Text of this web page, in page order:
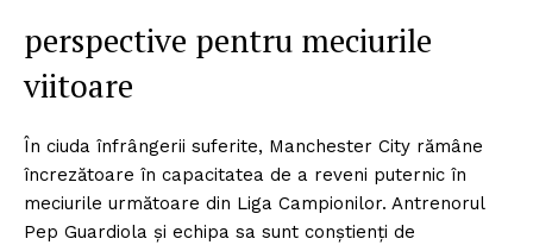
perspective pentru meciurile
viitoare
În ciuda înfrângerii suferite, Manchester City rămâne
încrezătoare în capacitatea de a reveni puternic în
meciurile următoare din Liga Campionilor. Antrenorul
Pep Guardiola și echipa sa sunt conștienți de